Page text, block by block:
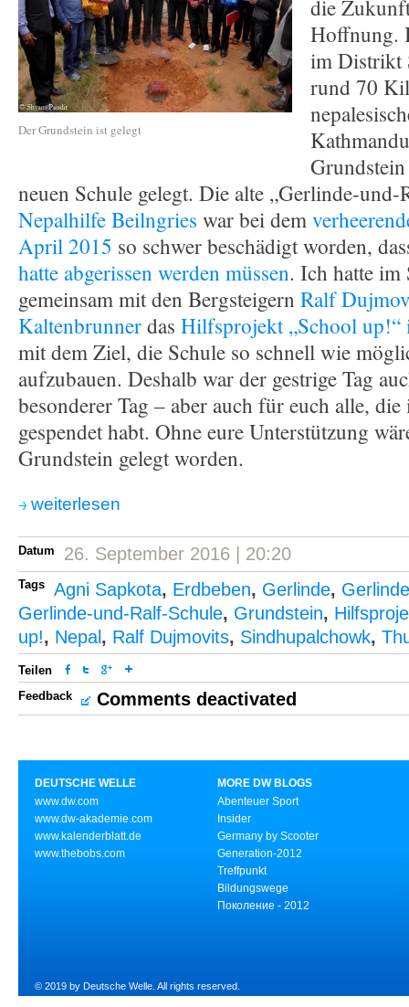
Der Grundstein ist gelegt
die
Hoffnung.
im Distrikt
rund 70
neuen Schule gelegt. Die alte „Gerlinde-und-
Nepalhilfe Beilngries war bei dem
April 2015 so schwer beschädigt worden,
hatte abgerissen werden müssen. Ich hatte im
gemeinsam mit den Bergsteigern Ralf
Kaltenbrunnerdas Hilfsprojekt „School up!“
mit dem Ziel, die Schule so schnell wie
aufzubauen. Deshalb war der gestrige Tag
besonderer Tag – aber auch für euch alle,
gespendet habt. Ohne eure Unterstützung
Grundstein gelegt worden.
weiterlesen
Datum 26. September 2016 | 20:20
Tags Agni Sapkota, Erdbeben, Gerlinde,
Gerlinde-und-Ralf-Schule, Grundstein,
up!, Nepal , Ralf Dujmovits, Sindhupalchowk,
Teilen
Feedback
Comments deactivated
DEUTSCHE WELLE
www.dw.com
www.dw-akademie.com
www.kalenderblatt.de
www.thebobs.com
MORE DW BLOGS
Abenteuer Sport
Insider
Germany by Scooter
Generation-2012
Treffpunkt
Bildungswege
Поколение - 2012
© 2019 by Deutsche Welle. All rights reserved.